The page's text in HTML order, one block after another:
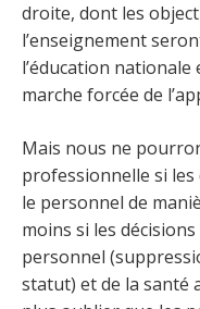
droite, dont les
l’enseignement
l’éducation
marche forcée de
Mais nous ne
professionnelle si
le personnel de
moins si les
personnel
statut) et de la santé